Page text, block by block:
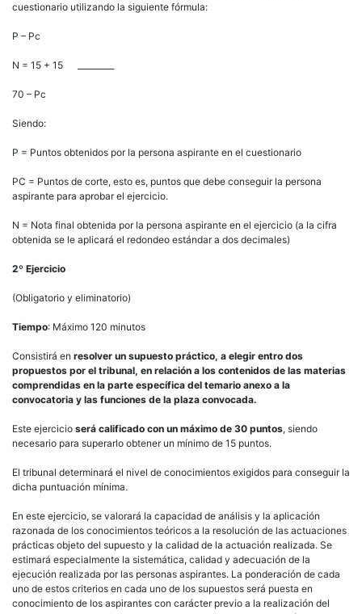
cuestionario utilizando la siguiente fórmula:
P – Pc
N = 15 + 15 _________
70 – Pc
Siendo:
P = Puntos obtenidos por la persona aspirante en el cuestionario
PC = Puntos de corte, esto es, puntos que debe conseguir la persona
aspirante para aprobar el ejercicio.
N = Nota final obtenida por la persona aspirante en el ejercicio (a la cifra
obtenida se le aplicará el redondeo estándar a dos decimales)
2º Ejercicio
(Obligatorio y eliminatorio)
Tiempo: Máximo 120 minutos
Consistirá en resolver un supuesto práctico, a elegir entro dos
propuestos por el tribunal, en relación a los contenidos de las materias
comprendidas en la parte específica del temario anexo a la
convocatoria y las funciones de la plaza convocada.
Este ejercicio será calificado con un máximo de 30 puntos, siendo
necesario para superarlo obtener un mínimo de 15 puntos.
El tribunal determinará el nivel de conocimientos exigidos para conseguir la
dicha puntuación mínima.
En este ejercicio, se valorará la capacidad de análisis y la aplicación
razonada de los conocimientos teóricos a la resolución de las actuaciones
prácticas objeto del supuesto y la calidad de la actuación realizada. Se
estimará especialmente la sistemática, calidad y adecuación de la
ejecución realizada por las personas aspirantes. La ponderación de cada
uno de estos criterios en cada uno de los supuestos será puesta en
conocimiento de los aspirantes con carácter previo a la realización del